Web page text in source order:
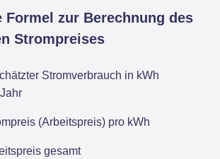
Formel zur Berechnung des
Strompreises
Stromverbrauch in kWh
(Arbeitspreis) pro kWh
gesamt